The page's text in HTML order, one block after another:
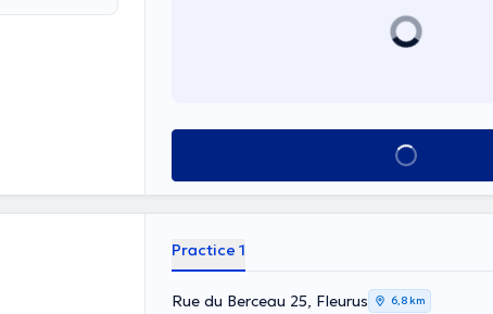
See all
Practice 1
Rue du Berceau 25, Fleurus 6,8 km